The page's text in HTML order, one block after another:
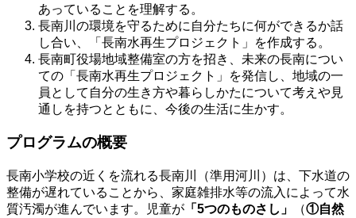
あっていることを理解する。
長南川の環境を守るために自分たちに何ができるか話
し合い、「長南水再生プロジェクト」を作成する。
長南町役場地域整備室の方を招き、未来の長南につい
ての「長南水再生プロジェクト」を発信し、地域の一
員として自分の生き方や暮らしかたについて考えや見
通しを持つとともに、今後の生活に生かす。
プログラムの概要
長南小学校の近くを流れる長南川（準用河川）は、下水道の
整備が遅れていることから、家庭雑排水等の流入によって水
質汚濁が進んでいます。児童が 「5つのものさし」 （①自然